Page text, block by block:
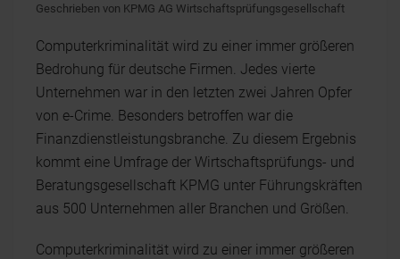
Geschrieben von KPMG AG Wirtschaftsprüfungsgesellschaft
Computerkriminalität wird zu einer immer größeren
Bedrohung für deutsche Firmen. Jedes vierte
Unternehmen war in den letzten zwei Jahren Opfer
von e-Crime. Besonders betroffen war die
Finanzdienstleistungsbranche. Zu diesem Ergebnis
kommt eine Umfrage der Wirtschaftsprüfungs- und
Beratungsgesellschaft KPMG unter Führungskräften
aus 500 Unternehmen aller Branchen und Größen.
Computerkriminalität wird zu einer immer größeren